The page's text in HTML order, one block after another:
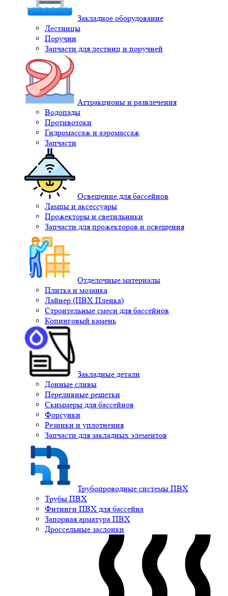
Закладное оборудование
Лестницы
Поручни
Запчасти для лестниц и поручней
Аттракционы и развлечения
Водопады
Противотоки
Гидромассаж и аэромассаж
Запчасти
Освещение для бассейнов
Лампы и аксессуары
Прожекторы и светильники
Запчасти для прожекторов и освещения
Отделочные материалы
Плитка и мозаика
Лайнер (ПВХ Пленка)
Строительные смеси для бассейнов
Копинговый камень
Закладные детали
Донные сливы
Переливные решетки
Скиммеры для бассейнов
Форсунки
Резинки и уплотнения
Запчасти для закладных элементов
Трубопроводные системы ПВХ
Трубы ПВХ
Фитинги ПВХ для бассейна
Запорная арматура ПВХ
Дроссельные заслонки